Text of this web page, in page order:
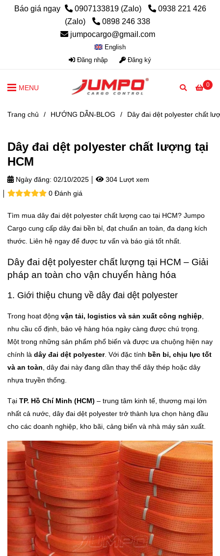
Báo giá ngay 0907133819 (Zalo)
0938 221 426
(Zalo)
0898 246 338
jumpocargo@gmail.com
English
Đăng nhập
Đăng ký
0
MENU
Trang chủ / HƯỚNG DẪN-BLOG / Dây đai dệt polyester chất
Dây đai dệt polyester chất lượng tại
HCM
Ngày đăng: 02/10/2025
304 Lượt xem
0 Đánh giá
Tìm mua dây đai dệt polyester chất lượng cao tại HCM? Jumpo
Cargo cung cấp dây đai bền bỉ, đạt chuẩn an toàn, đa dạng kích
thước. Liên hệ ngay để được tư vấn và báo giá tốt nhất.
Dây đai dệt polyester chất lượng tại HCM – Giải
pháp an toàn cho vận chuyển hàng hóa
1. Giới thiệu chung về dây đai dệt polyester
Trong hoạt động vận tải, logistics và sản xuất công nghiệp,
nhu cầu cố định, bảo vệ hàng hóa ngày càng được chú trọng.
Một trong những sản phẩm phổ biến và được ưa chuộng hiện nay
chính là dây đai dệt polyester. Với đặc tính bền bỉ, chịu lực tốt
và an toàn, dây đai này đang dần thay thế dây thép hoặc dây
nhựa truyền thống.
Tại TP. Hồ Chí Minh (HCM) – trung tâm kinh tế, thương mại lớn
nhất cả nước, dây đai dệt polyester trở thành lựa chọn hàng đầu
cho các doanh nghiệp, kho bãi, cảng biển và nhà máy sản xuất.